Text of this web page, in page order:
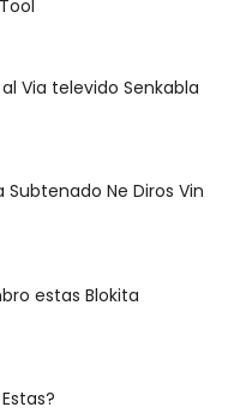
Via televido Senkabla
Subtenado Ne Diros Vin
estas Blokita